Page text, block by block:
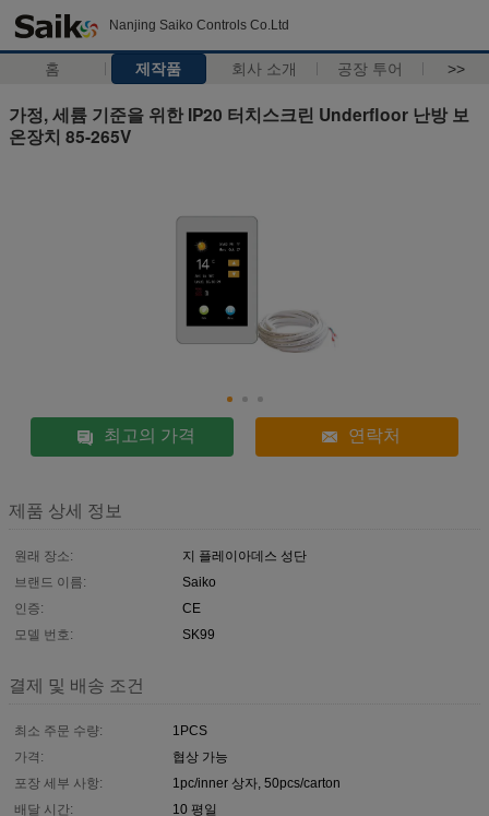
Nanjing Saiko Controls Co.Ltd
홈 제작품 회사 소개 공장 투어 >>
가정, 세륨 기준을 위한 IP20 터치스크린 Underfloor 난방 보
온장치 85-265V
최고의 가격 연락처
제품 상세 정보
원래 장소:
지 플레이아데스 성단
브랜드 이름:
Saiko
인증:
CE
모델 번호:
SK99
결제 및 배송 조건
최소 주문 수량:
1PCS
가격:
협상 가능
포장 세부 사항:
1pc/inner 상자, 50pcs/carton
배달 시간:
10 평일